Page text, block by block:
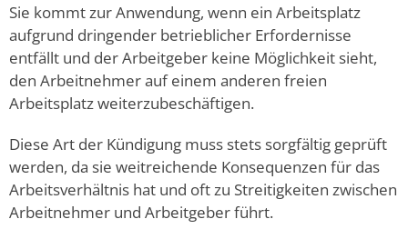
Sie kommt zur Anwendung, wenn ein Arbeitsplatz
aufgrund dringender betrieblicher Erfordernisse
entfällt und der Arbeitgeber keine Möglichkeit sieht,
den Arbeitnehmer auf einem anderen freien
Arbeitsplatz weiterzubeschäftigen.
Diese Art der Kündigung muss stets sorgfältig geprüft
werden, da sie weitreichende Konsequenzen für das
Arbeitsverhältnis hat und oft zu Streitigkeiten zwischen
Arbeitnehmer und Arbeitgeber führt.